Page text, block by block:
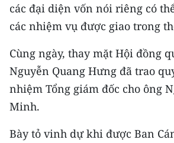
Ảnh
TIN MỚI
TIN ĐỊA PHƯƠNG
Trung du và miền núi phía Bắc
các đại diện vốn nói riêng có
các nhiệm vụ được giao trong
Cùng ngày, thay mặt Hội đồng
Nguyễn Quang Hưng đã trao
nhiệm Tổng giám đốc cho ông
Minh.
Bày tỏ vinh dự khi được Ban